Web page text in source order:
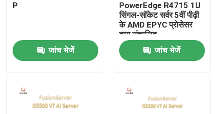
उत्पाद
हमारे बारे में
P
जांच भेजें
PowerEdge R4715 1U
सिंगल-सॉकेट सर्वर 5वीं पीढ़ी
के AMD EPYC प्रोसेसर
द्वारा संचालित
जांच भेजें